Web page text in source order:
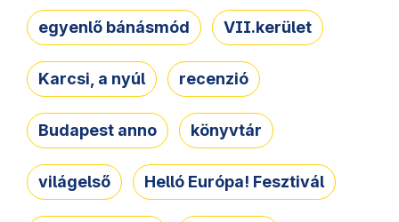
egyenlő bánásmód VII.kerület
Karcsi, a nyúl recenzió
Budapest anno könyvtár
világelső Helló Európa! Fesztivál